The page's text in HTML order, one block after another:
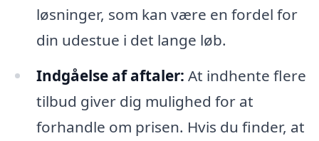
løsninger, som kan være en fordel for
din udestue i det lange løb.
Indgåelse af aftaler: At indhente flere
tilbud giver dig mulighed for at
forhandle om prisen. Hvis du finder, at